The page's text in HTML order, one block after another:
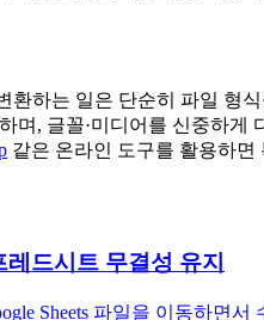
환하는 일은 단순히 파일 형
며, 글꼴·미디어를 신중하
같은 온라인 도구를 활용하
드시트 무결성 유지
Sheets 파일을 이동하면